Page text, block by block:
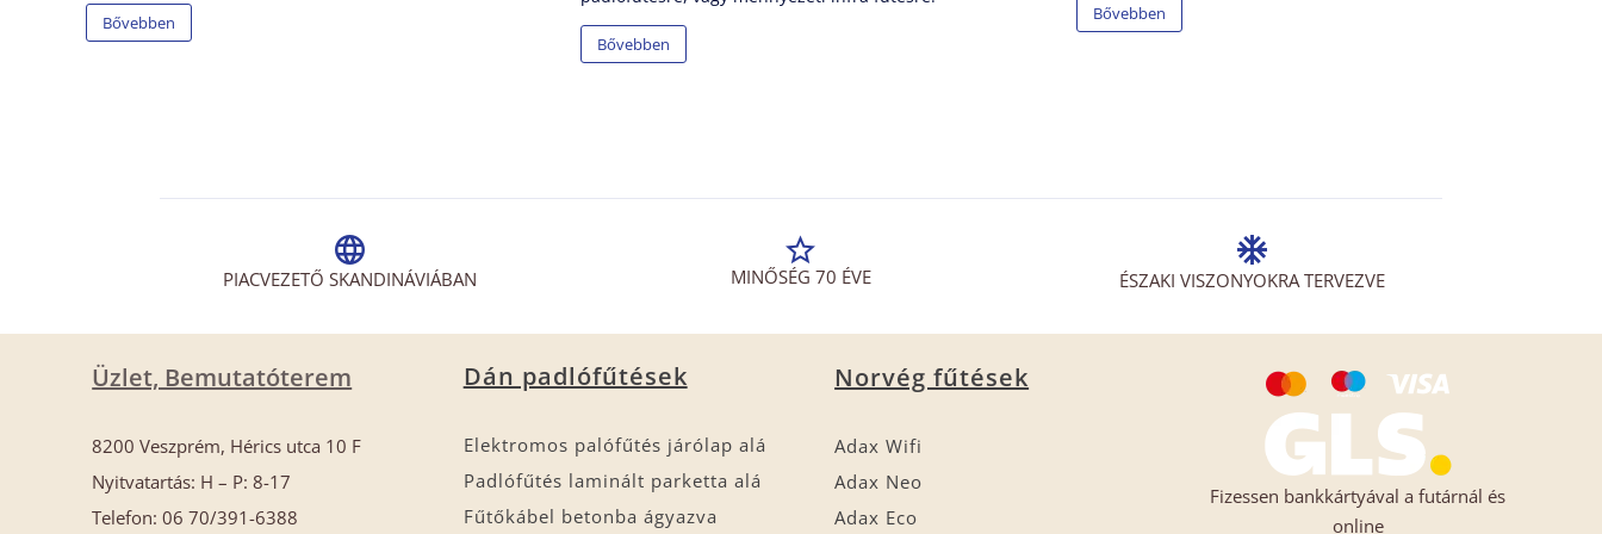
Bővebben
Bővebben
Bővebben
PIACVEZETŐ SKANDINÁVIÁBAN MINŐSÉG 70 ÉVE ÉSZAKI VISZONYOKRA TERVEZVE
Üzlet, Bemutatóterem
8200 Veszprém, Hérics utca 10 F
Nyitvatartás: H – P: 8-17
Telefon: 06 70/391-6388
Dán padlófűtések
Elektromos palófűtés járólap alá
Padlófűtés laminált parketta alá
Fűtőkábel betonba ágyazva
Norvég fűtések
Adax Wifi
Adax Neo
Adax Eco
Fizessen bankkártyával a futárnál és
online